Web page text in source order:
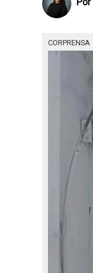
CORPRENSA